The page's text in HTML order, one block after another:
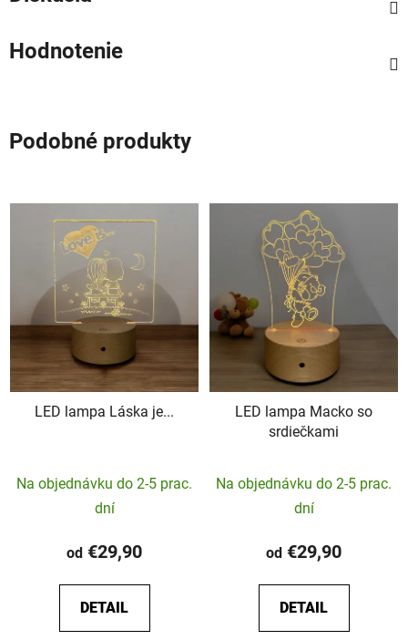
Hodnotenie
Podobné produkty
LED lampa Láska je...
Na objednávku do 2-5 prac.
dní
od €29,90
DETAIL
LED lampa Macko so
srdiečkami
hodnotenie
produktu
je
5,0
z
5
Na objednávku do 2-5 prac.
dní
od €29,90
DETAIL